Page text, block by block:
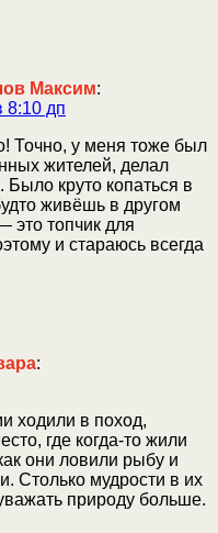
Максим:
8:10 дп
Точно, у меня тоже был
жителей, делал
Было круто копаться в
живёшь в другом
это топчик для
и стараюсь всегда
:
ходили в поход,
где когда-то жили
они ловили рыбу и
Столько мудрости в их
природу больше.